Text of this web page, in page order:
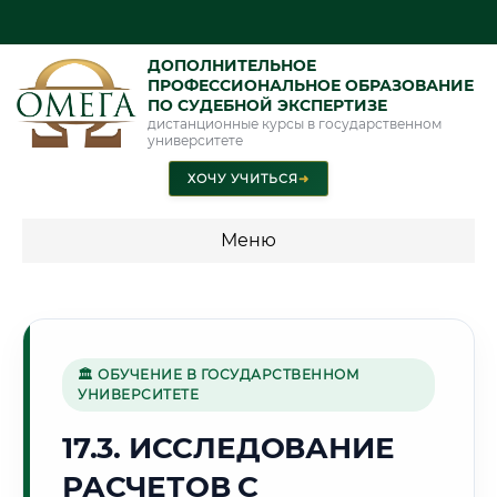
ДОПОЛНИТЕЛЬНОЕ
ПРОФЕССИОНАЛЬНОЕ ОБРАЗОВАНИЕ
ПО СУДЕБНОЙ ЭКСПЕРТИЗЕ
дистанционные курсы в государственном
университете
ХОЧУ УЧИТЬСЯ➜
Меню
специальности"
Стоимость по программам обучения "Судебная экспертиза"
Стоимость по программам обучения "Экспертиза"
🏛 ОБУЧЕНИЕ В ГОСУДАРСТВЕННОМ
УНИВЕРСИТЕТЕ
17.3. ИССЛЕДОВАНИЕ
РАСЧЕТОВ С